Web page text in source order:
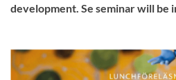
development. Se seminar will be